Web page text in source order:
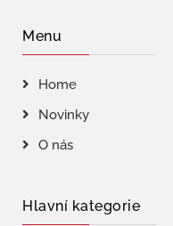
Menu
Home
Novinky
O nás
Hlavní kategorie